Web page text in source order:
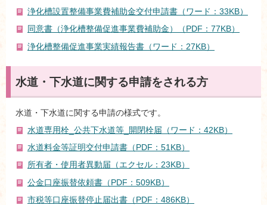
浄化槽設置整備事業費補助金交付申請書（ワード：33KB）
同意書（浄化槽整備促進事業費補助金）（PDF：77KB）
浄化槽整備促進事業実績報告書（ワード：27KB）
水道・下水道に関する申請をされる方
水道・下水道に関する申請の様式です。
水道専用栓_公共下水道等_開閉栓届（ワード：42KB）
水道料金等証明交付申請書（PDF：51KB）
所有者・使用者異動届（エクセル：23KB）
公金口座振替依頼書（PDF：509KB）
市税等口座振替停止届出書（PDF：486KB）